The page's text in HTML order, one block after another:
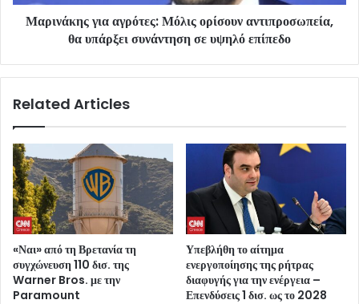
Μαρινάκης για αγρότες: Μόλις ορίσουν αντιπροσωπεία,
θα υπάρξει συνάντηση σε υψηλό επίπεδο
Related Articles
«Ναι» από τη Βρετανία τη
συγχώνευση 110 δισ. της
Warner Bros. με την
Paramount
Υπεβλήθη το αίτημα
ενεργοποίησης της ρήτρας
διαφυγής για την ενέργεια –
Επενδύσεις 1 δισ. ως το 2028